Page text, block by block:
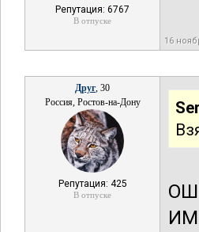
Репутация: 6767
В отпуске
16
Друг, 30
Россия, Ростов-на-Дону
Репутация: 425
В отпуске